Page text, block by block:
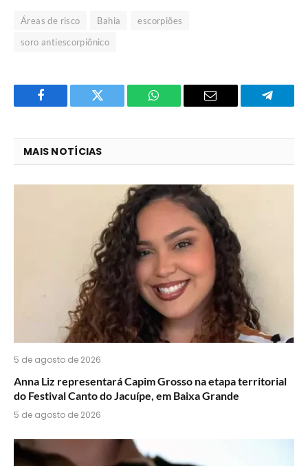
Áreas de risco Bahia
escorpiões
soro antiescorpiônico
Facebook Twitter
O
do
WhatsApp?
E-
MAIS NOTÍCIAS
5 de agosto de 2026
Anna Liz representará Capim Grosso na etapa territorial
do Festival Canto do Jacuípe, em Baixa Grande
5 de agosto de 2026